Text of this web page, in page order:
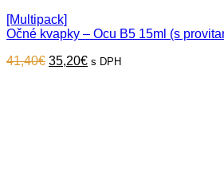
[Multipack]
Očné kvapky – Ocu B5 15ml (s
41,40€ Original
35,20€Current
s DPH